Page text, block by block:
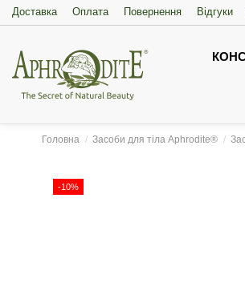
Доставка Оплата Повернення Відгуки
Головна Засоби для тіла Aphrodite®
-10%